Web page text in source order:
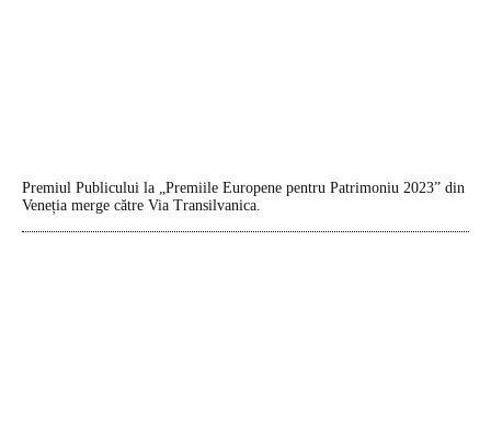
Premiul Publicului la „Premiile Europene pentru Patrimoniu 2023” din
Veneția merge către Via Transilvanica.